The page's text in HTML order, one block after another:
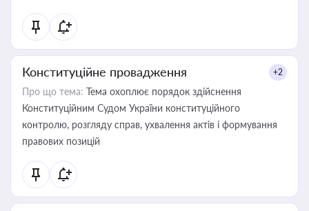
Конституційне провадження +2
Про що тема: Тема охоплює порядок здійснення
Конституційним Судом України конституційного
контролю, розгляду справ, ухвалення актів і формування
правових позицій